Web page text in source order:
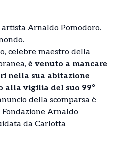
artista Arnaldo Pomodoro.
celebre maestro della
è venuto a mancare
nella sua abitazione
alla vigilia del suo 99º
della scomparsa è
Arnaldo
da Carlotta